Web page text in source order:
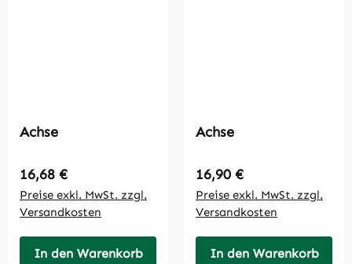
Achse
Regulärer Preis:
16,68 €
Preise exkl. MwSt. zzgl.
Versandkosten
In den Warenkorb
Achse
Regulärer Preis:
16,90 €
Preise exkl. MwSt. zzgl.
Versandkosten
In den Warenkorb